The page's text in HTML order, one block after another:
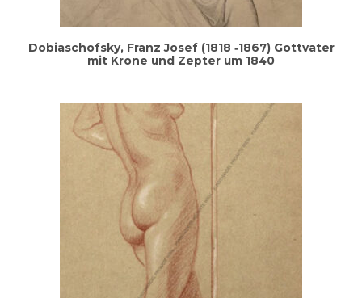
Dobi­a­schofs­ky, Franz Josef (1818 ‑1867) Gott­va­ter
mit Kro­ne und Zep­ter um 1840